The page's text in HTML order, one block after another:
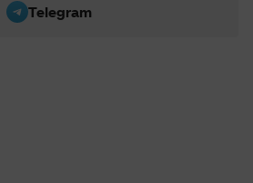
Telegram